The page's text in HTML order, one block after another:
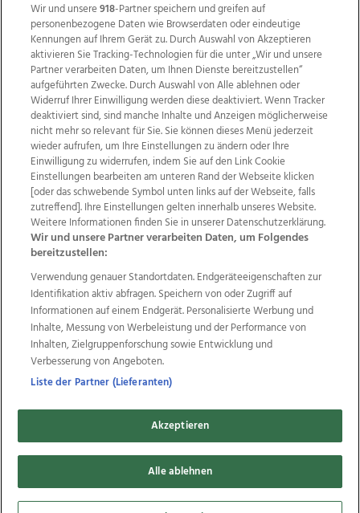
Wir über uns Mediadaten Kontakt
Jobs
Datenschutz
Impressum
AGB Anzeigekunden
AGB Website
Ehrenkodex Politische Werbung
Weitere Angebote des Medienhauses Wimmer
TV1 di-mog-i.at OÖNow
Ischler Woche
Life Radio
OÖNachrichten
OÖN Immobilien
OÖN Karriere
OÖN Reise
Promenaden Galerien
Regionaljobs
wasistlos.at
Copyrights © 2026 Tips Zeitungs GmbH & Co KG
developed by11x11.net
Cookie Einstellungen bearbeiten
Wir und unsere918-Partner speichern und greifen auf
personenbezogene Daten wie Browserdaten oder eindeutige
Kennungen auf Ihrem Gerät zu. Durch Auswahl von Akzeptieren
aktivieren Sie Tracking-Technologien für die unter „Wir und unsere
Partner verarbeiten Daten, um Ihnen Dienste bereitzustellen“
aufgeführten Zwecke. Durch Auswahl von Alle ablehnen oder
Widerruf Ihrer Einwilligung werden diese deaktiviert. Wenn Tracker
deaktiviert sind, sind manche Inhalte und Anzeigen möglicherweise
nicht mehr so relevant für Sie. Sie können dieses Menü jederzeit
wieder aufrufen, um Ihre Einstellungen zu ändern oder Ihre
Einwilligung zu widerrufen, indem Sie auf den Link Cookie
Einstellungen bearbeiten am unteren Rand der Webseite klicken
[oder das schwebende Symbol unten links auf der Webseite, falls
zutreffend]. Ihre Einstellungen gelten innerhalb unseres Website.
Weitere Informationen finden Sie in unserer Datenschutzerklärung.
Wir und unsere Partner verarbeiten Daten, um Folgendes
bereitzustellen:
Verwendung genauer Standortdaten. Endgeräteeigenschaften zur
Identifikation aktiv abfragen. Speichern von oder Zugriff auf
Informationen auf einem Endgerät. Personalisierte Werbung und
Inhalte, Messung von Werbeleistung und der Performance von
Inhalten, Zielgruppenforschung sowie Entwicklung und
Verbesserung von Angeboten.
Liste der Partner (Lieferanten)
Akzeptieren
Alle ablehnen